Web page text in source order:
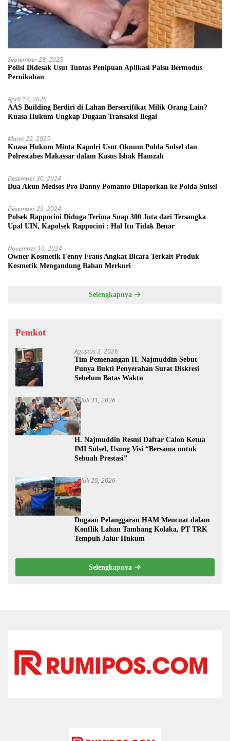
September 28, 2025
Polisi Didesak Usut Tuntas Penipuan Aplikasi Palsu Bermodus
Pernikahan
April 17, 2025
AAS Building Berdiri di Lahan Bersertifikat Milik Orang Lain?
Kuasa Hukum Ungkap Dugaan Transaksi Ilegal
Maret 22, 2025
Kuasa Hukum Minta Kapolri Usut Oknum Polda Sulsel dan
Polrestabes Makassar dalam Kasus Ishak Hamzah
Desember 30, 2024
Dua Akun Medsos Pro Danny Pomanto Dilaporkan ke Polda Sulsel
Desember 29, 2024
Polsek Rappocini Diduga Terima Suap 300 Juta dari Tersangka
Upal UIN, Kapolsek Rappocini : Hal Itu Tidak Benar
November 10, 2024
Owner Kosmetik Fenny Frans Angkat Bicara Terkait Produk
Kosmetik Mengandung Bahan Merkuri
Selengkapnya
Pemkot
Agustus 2, 2026
Tim Pemenangan H. Najmuddin Sebut
Punya Bukti Penyerahan Surat Diskresi
Sebelum Batas Waktu
Juli 31, 2026
H. Najmuddin Resmi Daftar Calon Ketua
IMI Sulsel, Usung Visi “Bersama untuk
Sebuah Prestasi”
Juli 29, 2026
Dugaan Pelanggaran HAM Mencuat dalam
Konflik Lahan Tambang Kolaka, PT TRK
Tempuh Jalur Hukum
Selengkapnya